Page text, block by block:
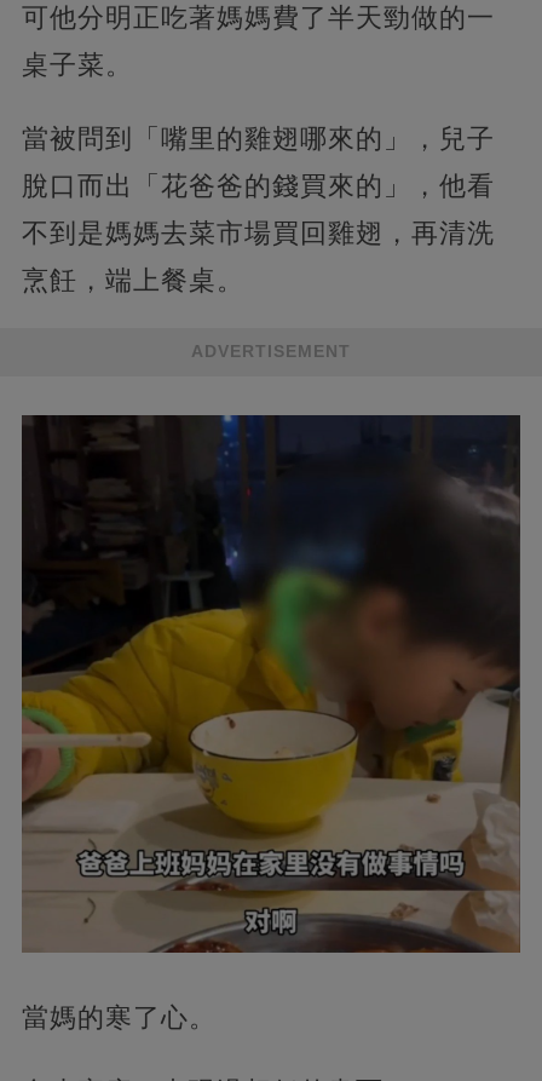
可他分明正吃著媽媽費了半天勁做的一
桌子菜。
當被問到「嘴里的雞翅哪來的」，兒子
脫口而出「花爸爸的錢買來的」，他看
不到是媽媽去菜市場買回雞翅，再清洗
烹飪，端上餐桌。
ADVERTISEMENT
當媽的寒了心。